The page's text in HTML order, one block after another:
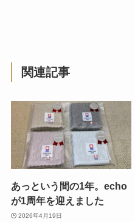
関連記事
あっという間の1年。echo
が1周年を迎えました
2026年4月19日